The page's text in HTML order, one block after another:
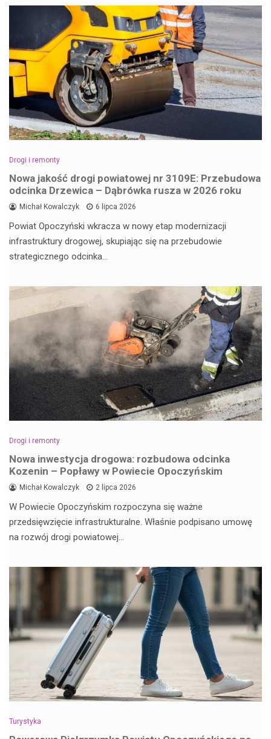
Drogi i remonty
Nowa jakość drogi powiatowej nr 3109E: Przebudowa
odcinka Drzewica – Dąbrówka rusza w 2026 roku
Michał Kowalczyk 6 lipca 2026
Powiat Opoczyński wkracza w nowy etap modernizacji
infrastruktury drogowej, skupiając się na przebudowie
strategicznego odcinka…
Drogi i remonty
Nowa inwestycja drogowa: rozbudowa odcinka
Kozenin – Popławy w Powiecie Opoczyńskim
Michał Kowalczyk 2 lipca 2026
W Powiecie Opoczyńskim rozpoczyna się ważne
przedsięwzięcie infrastrukturalne. Właśnie podpisano umowę
na rozwój drogi powiatowej…
Turystyka